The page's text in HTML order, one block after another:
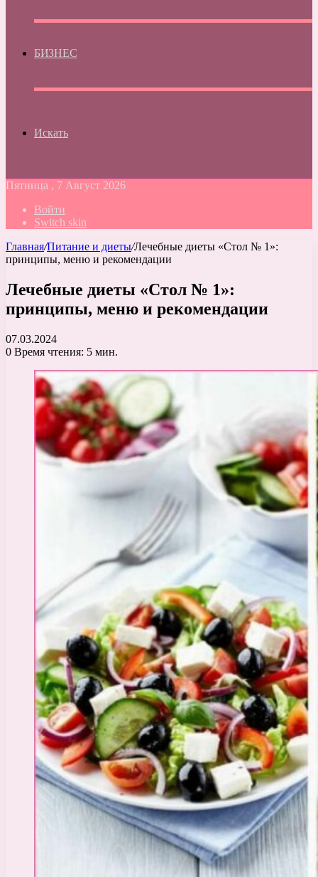
БИЗНЕС
Искать
Пятница , 7 Август 2026
Войти
Switch skin
Главная/Питание и диеты/Лечебные диеты «Стол № 1»:
принципы, меню и рекомендации
Лечебные диеты «Стол № 1»:
принципы, меню и рекомендации
07.03.2024
0 Время чтения: 5 мин.